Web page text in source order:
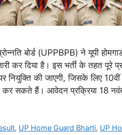
बोर्ड (UPPBPB) ने यूपी
कर दिया है। इस भर्ती के तहत
की जाएगी, जिसके लिए
कर सकते हैं। आवेदन प्रक्रिया 18
, UP Home Guard Bharti, UP